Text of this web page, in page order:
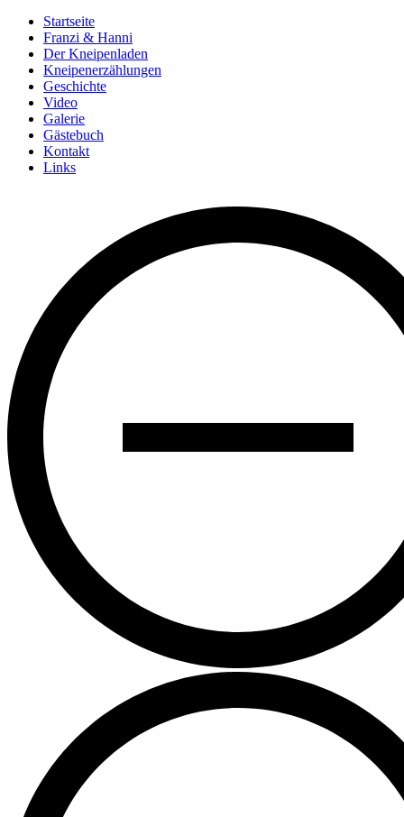
Startseite
Franzi & Hanni
Der Kneipenladen
Kneipenerzählungen
Geschichte
Video
Galerie
Gästebuch
Kontakt
Links